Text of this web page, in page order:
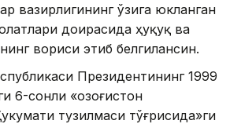
вазирлигининг ўзига юкланган
доирасида ҳуқуқ ва
вориси этиб белгилансин.
Президентининг 1999
6-сонли «Қозоғистон
тузилмаси тўғрисида»ги